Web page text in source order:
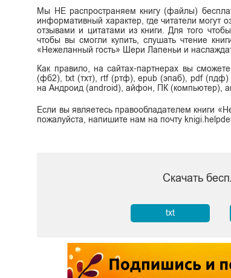
Мы НЕ распространяем книгу (файлы)
информативный характер, где читатели могут
отзывами и цитатами из книги. Для того
чтобы вы смогли купить, слушать чтение
«Нежеланный гость» Шери Лапеньи и
Как правило, на сайтах-партнерах вы
(фб2), txt (тхт), rtf (ртф), epub (эпаб), pdf (пдф)
на Андроид (android), айфон, ПК (компьютер),
Если вы являетесь правообладателем книги
пожалуйста, напишите нам на почту
Скачать
txt